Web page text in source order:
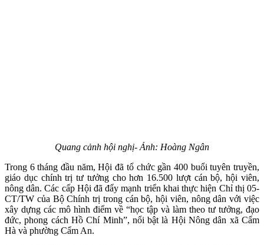
Quang cảnh hội nghị- Ảnh: Hoàng Ngân
Trong 6 tháng đầu năm, Hội đã tổ chức gần 400 buổi tuyên truyền,
giáo dục chính trị tư tưởng cho hơn 16.500 lượt cán bộ, hội viên,
nông dân. Các cấp Hội đã đẩy mạnh triển khai thực hiện Chỉ thị 05-
CT/TW của Bộ Chính trị trong cán bộ, hội viên, nông dân với việc
xây dựng các mô hình điểm về “học tập và làm theo tư tưởng, đạo
đức, phong cách Hồ Chí Minh”, nổi bật là Hội Nông dân xã Cẩm
Hà và phường Cẩm An.